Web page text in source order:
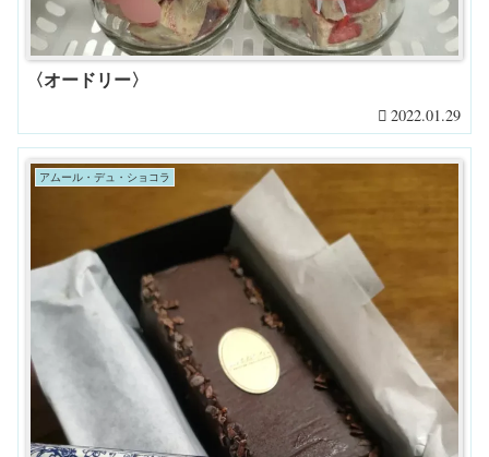
〈オードリー〉
2022.01.29
アムール・デュ・ショコラ